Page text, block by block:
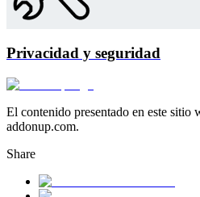
Privacidad y seguridad
El contenido presentado en este sitio
addonup.com.
Share